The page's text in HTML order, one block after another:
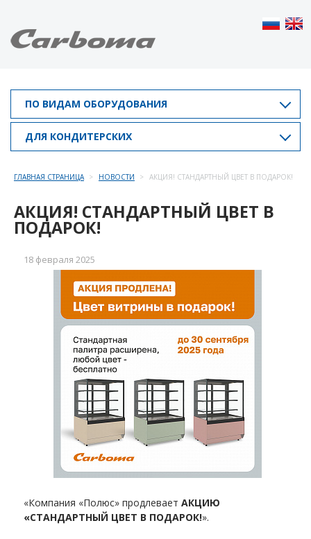
ПО ВИДАМ ОБОРУДОВАНИЯ
ДЛЯ КОНДИТЕРСКИХ
ГЛАВНАЯ СТРАНИЦА НОВОСТИ АКЦИЯ! СТАНДАРТНЫЙ ЦВЕТ В ПОДАРОК!
АКЦИЯ! СТАНДАРТНЫЙ ЦВЕТ В
ПОДАРОК!
18 февраля 2025
«Компания «Полюс» продлевает АКЦИЮ
«СТАНДАРТНЫЙ ЦВЕТ В ПОДАРОК!».